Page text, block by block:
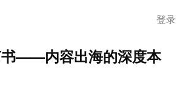
登录
书——内容出海的深度本